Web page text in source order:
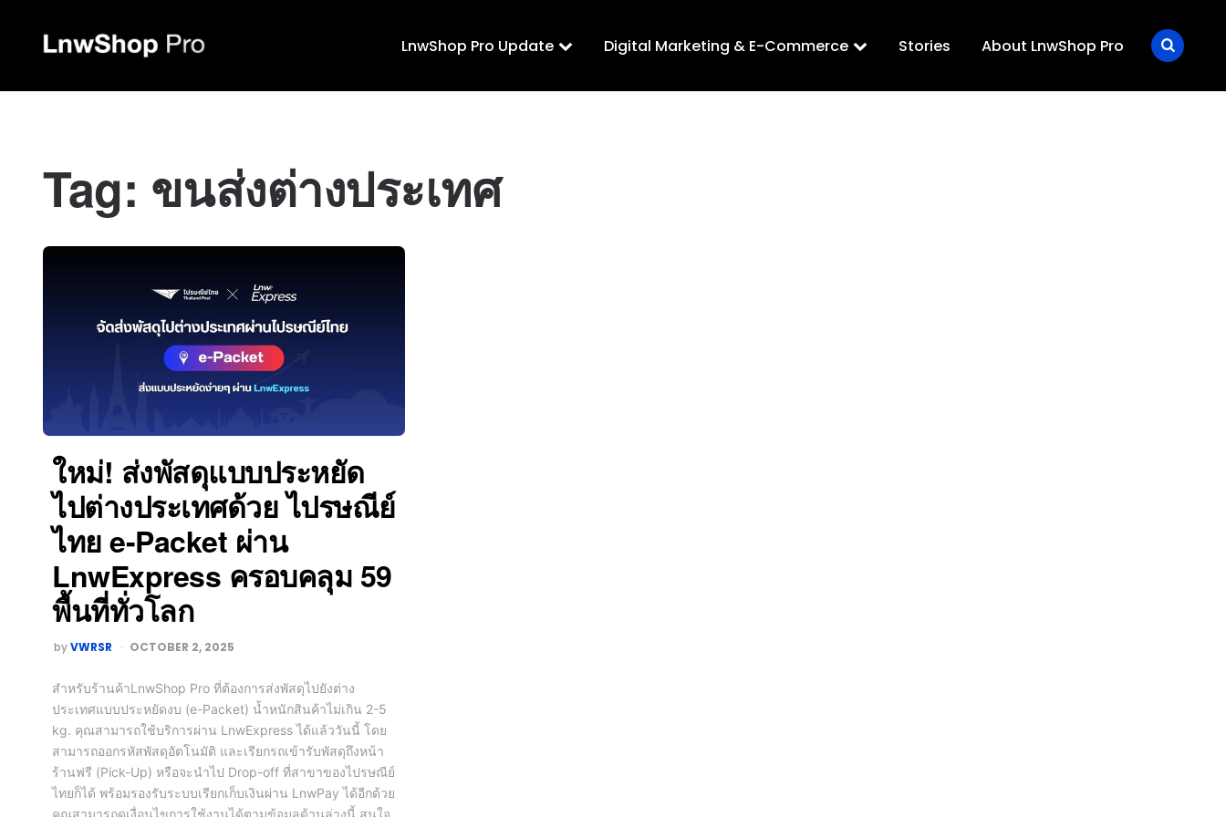
LnwShop Pro Update Digital Marketing & E-Commerce Stories About LnwShop Pro
Tag: ขนส่งต่างประเทศ
ใหม่! ส่งพัสดุแบบประหยัด
ไปต่างประเทศด้วย ไปรษณีย์
ไทย e-Packet ผ่าน
LnwExpress ครอบคลุม 59
พื้นที่ทั่วโลก
byVWRSR OCTOBER 2, 2025
สำหรับร้านค้าLnwShop Pro ที่ต้องการส่งพัสดุไปยังต่าง
ประเทศแบบประหยัดงบ (e-Packet) น้ำหนักสินค้าไม่เกิน 2-5
kg. คุณสามารถใช้บริการผ่าน LnwExpress ได้แล้ววันนี้ โดย
สามารถออกรหัสพัสดุอัตโนมัติ และเรียกรถเข้ารับพัสดุถึงหน้า
ร้านฟรี (Pick-Up) หรือจะนำไป Drop-off ที่สาขาของไปรษณีย์
ไทยก็ได้ พร้อมรองรับระบบเรียกเก็บเงินผ่าน LnwPay ได้อีกด้วย
คุณสามารถดูเงื่อนไขการใช้งานได้ตามข้อมูลด้านล่างนี้ สนใจ